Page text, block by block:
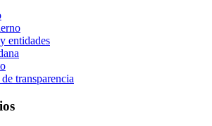
entidades
transparencia